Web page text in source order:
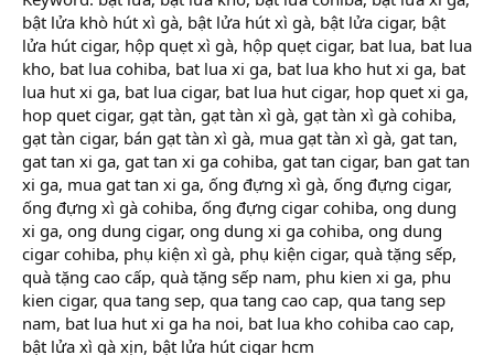
bật lửa khò hút xì gà, bật lửa hút xì gà, bật lửa cigar, bật
lửa hút cigar, hộp quẹt xì gà, hộp quẹt cigar, bat lua, bat lua
kho, bat lua cohiba, bat lua xi ga, bat lua kho hut xi ga, bat
lua hut xi ga, bat lua cigar, bat lua hut cigar, hop quet xi ga,
hop quet cigar, gạt tàn, gạt tàn xì gà, gạt tàn xì gà cohiba,
gạt tàn cigar, bán gạt tàn xì gà, mua gạt tàn xì gà, gat tan,
gat tan xi ga, gat tan xi ga cohiba, gat tan cigar, ban gat tan
xi ga, mua gat tan xi ga, ống đựng xì gà, ống đựng cigar,
ống đựng xì gà cohiba, ống đựng cigar cohiba, ong dung
xi ga, ong dung cigar, ong dung xi ga cohiba, ong dung
cigar cohiba, phụ kiện xì gà, phụ kiện cigar, quà tặng sếp,
quà tặng cao cấp, quà tặng sếp nam, phu kien xi ga, phu
kien cigar, qua tang sep, qua tang cao cap, qua tang sep
nam, bat lua hut xi ga ha noi, bat lua kho cohiba cao cap,
bật lửa xì gà xịn, bật lửa hút cigar hcm